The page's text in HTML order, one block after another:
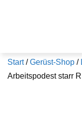
Start/Gerüst-Shop /
Arbeitspodest starr